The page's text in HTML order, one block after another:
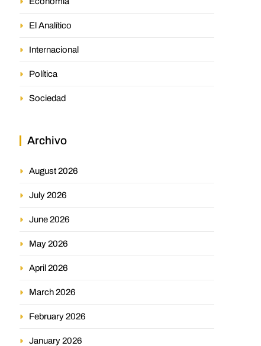
El Analítico
Internacional
Política
Sociedad
Archivo
August 2026
July 2026
June 2026
May 2026
April 2026
March 2026
February 2026
January 2026